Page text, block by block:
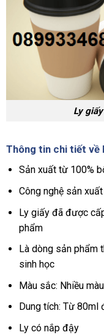
Ly
Thông tin chi tiết về
Sản xuất từ 100%
Công nghệ sản
Ly giấy đã được
phẩm
Là dòng sản phẩm
sinh học
Màu sắc: Nhiều
Dung tích: Từ 80ml
Ly có nắp đậy